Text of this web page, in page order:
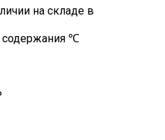
на складе в
содержания ℃